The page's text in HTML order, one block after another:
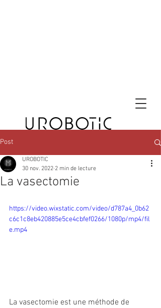
Post
La vasectomie
UROBOTIC
30 nov. 2022 2 min de lecture
https://video.wixstatic.com/video/d787a4_0b62
c6c1c8eb420885e5ce4cbfef0266/1080p/mp4/fil
e.mp4
La vasectomie est une méthode de